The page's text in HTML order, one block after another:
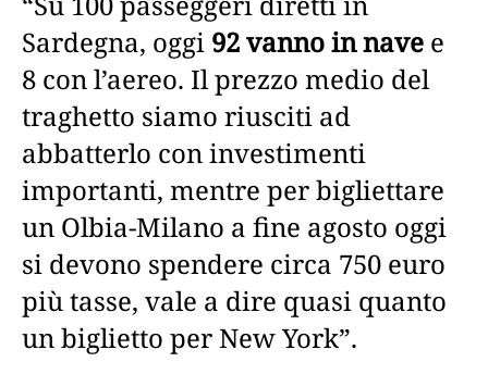
Sardegna, oggi 92 vanno in nave e
8 con l’aereo. Il prezzo medio del
traghetto siamo riusciti ad
abbatterlo con investimenti
importanti, mentre per bigliettare
un Olbia-Milano a fine agosto oggi
si devono spendere circa 750 euro
più tasse, vale a dire quasi quanto
un biglietto per New York”.